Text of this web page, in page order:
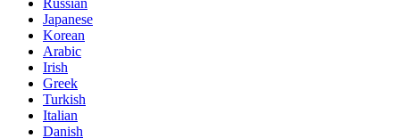
Japanese
Korean
Arabic
Irish
Greek
Turkish
Italian
Danish